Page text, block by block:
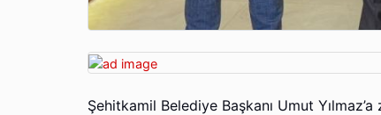
Şehitkamil Belediye Başkanı Umut